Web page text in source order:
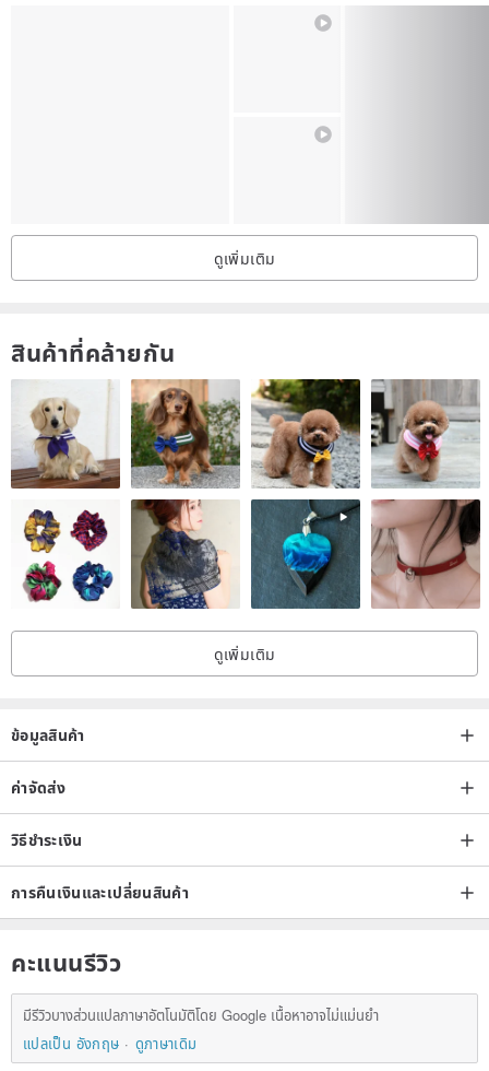
◎ If you would like to engrave words inside the ring , please let me
◎ Because of the nature of the Mokume Gane technique, the
pattern on the ring will not be the same 100% but unique every
◎Ring size measuring：
1. Find your old ring, measure its diameter & tell me. ( e . g .
diameter =19mm )
2. The best way to confirm your ring size is to visit at least two
reputable jewelers to have your finger sized. They should use
standard fit sizers, and they should agree on what size you
measured .
3. I can make different size of many countries , Please let me know
what standard you take.
( e . g .： US size 9 1/4 = 19 mm )
5 weeks from time of payment.
◎Returns & exchanges：
Custom orders are non-refundable, non-exchangeable. Client is
all liability for any errors in Product sizing information.
◎WITH YOUR ORDER, YOU WILL RECEIVE：
A unique, custom made Mokume Gane ring
A ring box to transport and store it in
ดูเพิ่มเติม
สินค้าที่คล้ายกัน
ดูเพิ่มเติม
ข้อมูลสินค้า
ค่าจัดส่ง
วิธีชำระเงิน
การคืนเงินและเปลี่ยนสินค้า
คะแนนรีวิว
มีรีวิวบางส่วนแปลภาษาอัตโนมัติโดย Google เนื้อหาอาจไม่แม่นยำ
แปลเป็น อังกฤษ
ดูภาษาเดิม